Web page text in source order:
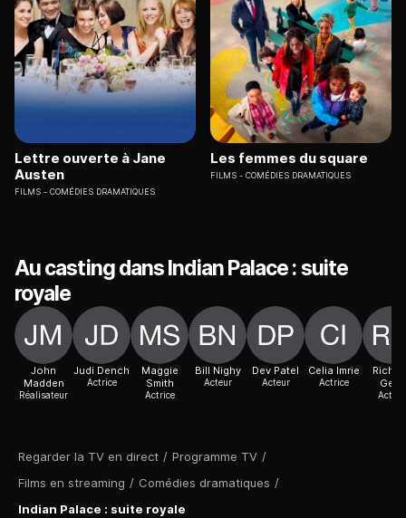
Regarder la TV en direct / Programme TV /
Films en streaming / Comédies dramatiques /
Indian Palace : suite royale
Lettre ouverte à Jane
Austen
FILMS COMÉDIES DRAMATIQUES
Les femmes du square
FILMS COMÉDIES DRAMATIQUES
Au casting dans Indian Palace : suite
royale
John
Madden
Réalisateur
Judi Dench
Actrice
Maggie
Smith
Actrice
Bill Nighy
Acteur
Dev Patel
Acteur
Celia Imrie
Actrice
Gere
Acteur